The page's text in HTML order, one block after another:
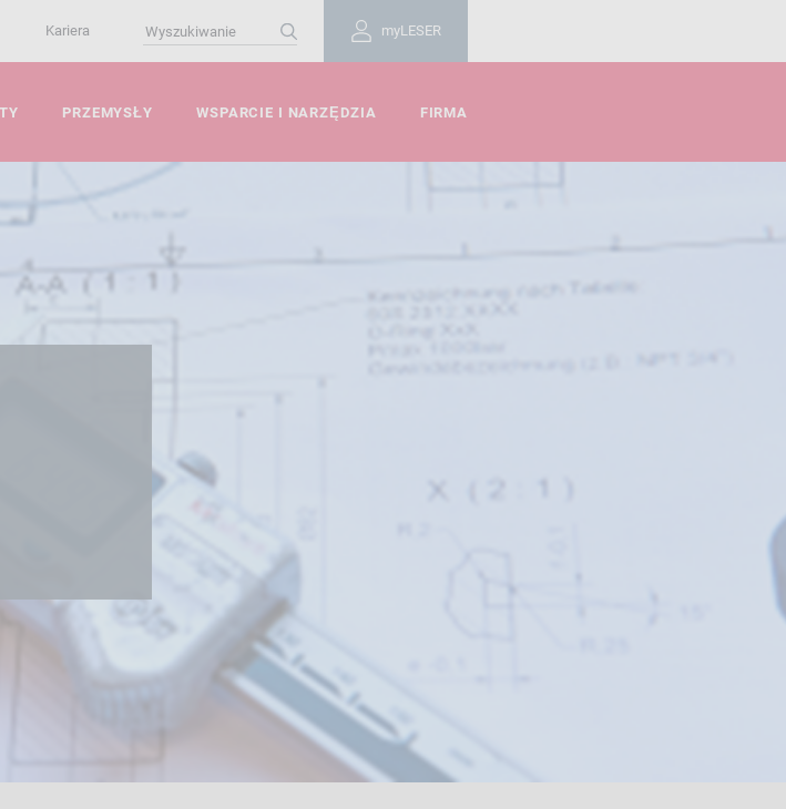
myLESER
Kariera
PRZEMYSŁY WSPARCIE I NARZĘDZIA FIRMA